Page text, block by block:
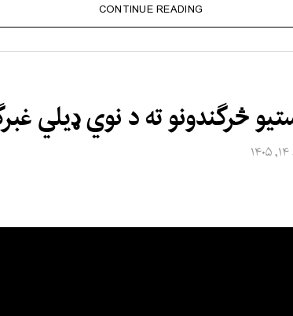
CONTINUE READING
څرگندونو ته د نوي ډیلي